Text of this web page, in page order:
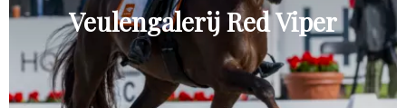
Nieuws
Over ons
Veulengalerij Red Viper